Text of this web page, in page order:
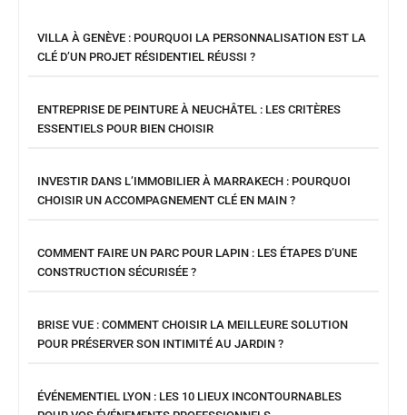
VILLA À GENÈVE : POURQUOI LA PERSONNALISATION EST LA
CLÉ D’UN PROJET RÉSIDENTIEL RÉUSSI ?
ENTREPRISE DE PEINTURE À NEUCHÂTEL : LES CRITÈRES
ESSENTIELS POUR BIEN CHOISIR
INVESTIR DANS L’IMMOBILIER À MARRAKECH : POURQUOI
CHOISIR UN ACCOMPAGNEMENT CLÉ EN MAIN ?
COMMENT FAIRE UN PARC POUR LAPIN : LES ÉTAPES D’UNE
CONSTRUCTION SÉCURISÉE ?
BRISE VUE : COMMENT CHOISIR LA MEILLEURE SOLUTION
POUR PRÉSERVER SON INTIMITÉ AU JARDIN ?
ÉVÉNEMENTIEL LYON : LES 10 LIEUX INCONTOURNABLES